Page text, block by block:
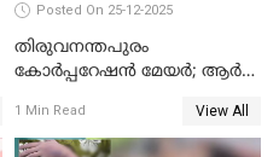
Posted On 25-12-2025
തിരുവനന്തപുരം
കോര്‍പ്പറേഷന്‍ മേയർ; ആര്‍
1 Min Read View All